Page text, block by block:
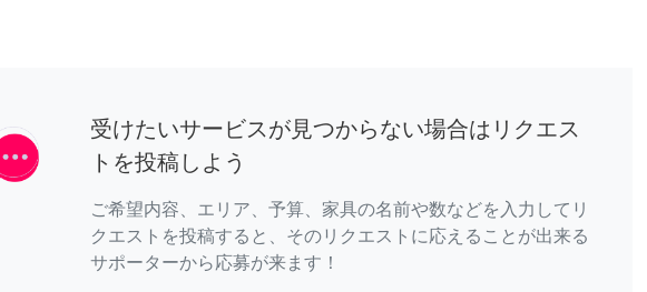
受けたいサービスが見つからない場合はリクエス
トを投稿しよう
ご希望内容、エリア、予算、家具の名前や数などを入力してリ
クエストを投稿すると、そのリクエストに応えることが出来る
サポーターから応募が来ます！